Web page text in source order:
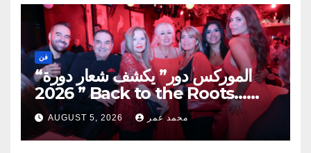
فن
“الموركس دور” يكشف شعار دورة
2026 ” Back to the Roots…
Eye on the Future “
AUGUST 5, 2026 محمد عمر